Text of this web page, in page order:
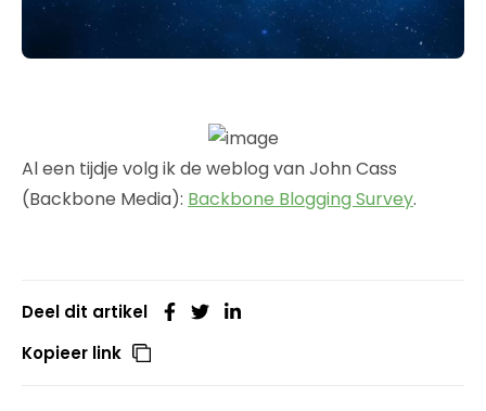
Al een tijdje volg ik de weblog van John Cass
(Backbone Media): Backbone Blogging Survey.
Deel dit artikel
Kopieer link